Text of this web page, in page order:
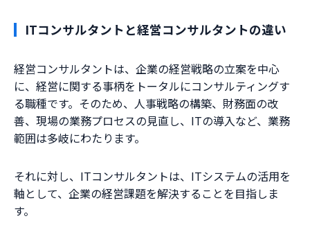
ITコンサルタントと経営コンサルタントの違い
経営コンサルタントは、企業の経営戦略の立案を中心
に、経営に関する事柄をトータルにコンサルティングす
る職種です。そのため、人事戦略の構築、財務面の改
善、現場の業務プロセスの見直し、ITの導入など、業務
範囲は多岐にわたります。
それに対し、ITコンサルタントは、ITシステムの活用を
軸として、企業の経営課題を解決することを目指しま
す。